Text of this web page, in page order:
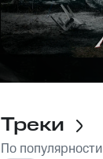
Треки
По популярности